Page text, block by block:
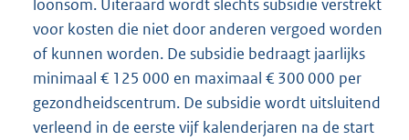
loonsom. Uiteraard wordt slechts subsidie verstrekt
voor kosten die niet door anderen vergoed worden
of kunnen worden. De subsidie bedraagt jaarlijks
minimaal € 125 000 en maximaal € 300 000 per
gezondheidscentrum. De subsidie wordt uitsluitend
verleend in de eerste vijf kalenderjaren na de start